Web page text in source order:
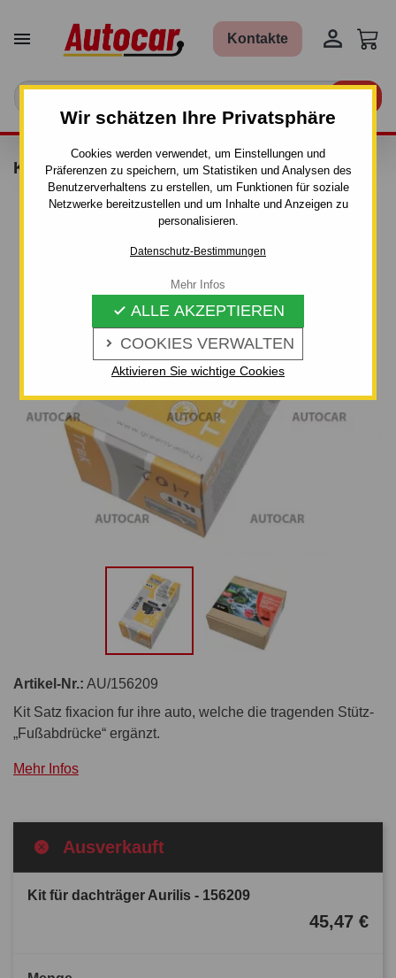
Wir schätzen Ihre Privatsphäre
Cookies werden verwendet, um Einstellungen und
Präferenzen zu speichern, um Statistiken und Analysen des
Benutzerverhaltens zu erstellen, um Funktionen für soziale
Netzwerke bereitzustellen und um Inhalte und Anzeigen zu
personalisieren.
Datenschutz-Bestimmungen
 COOKIES VERWALTEN
 ALLE AKZEPTIEREN
Aktivieren Sie wichtige Cookies
Mehr Infos
 Kontakte 
KIT FÜR DACHTRÄGER AURILIS - 156209
Artikel-Nr.: AU/156209
Kit Satz fixacion fur ihre auto, welche die tragenden Stütz-
„Fußabdrücke“ ergänzt.
Mehr Infos
Ausverkauft
Kit für dachträger Aurilis - 156209
45,47 €